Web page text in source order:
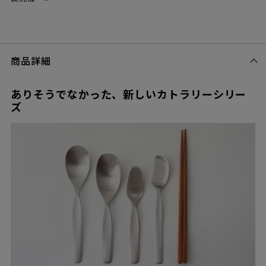
商品詳細
ありそうでなかった、新しいカトラリーシリー
ズ